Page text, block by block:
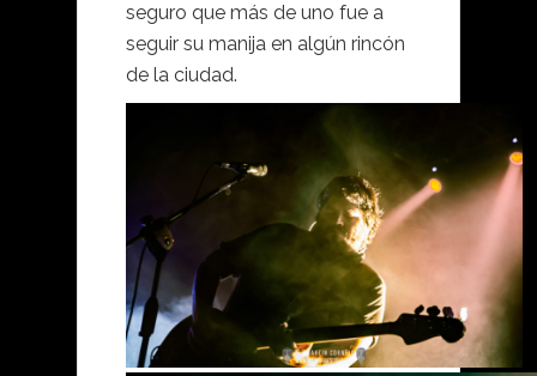
seguro que más de uno fue a
seguir su manija en algún rincón
de la ciudad.